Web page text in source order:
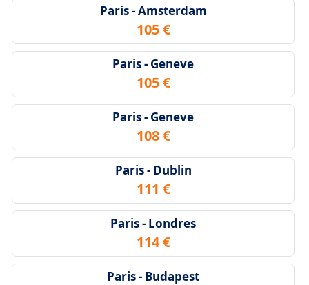
Paris - Amsterdam
105 €
Paris - Geneve
105 €
Paris - Geneve
108 €
Paris - Dublin
111 €
Paris - Londres
114 €
Paris - Budapest